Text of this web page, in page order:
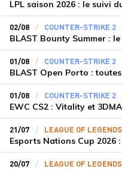
LPL saison 2026 : le suivi
02/08 COUNTER-STRIKE 2
BLAST Bounty Summer :
01/08 COUNTER-STRIKE 2
01/08 COUNTER-STRIKE 2
EWC CS2 : Vitality et
21/07 LEAGUE OF LEGENDS
20/07 LEAGUE OF LEGENDS